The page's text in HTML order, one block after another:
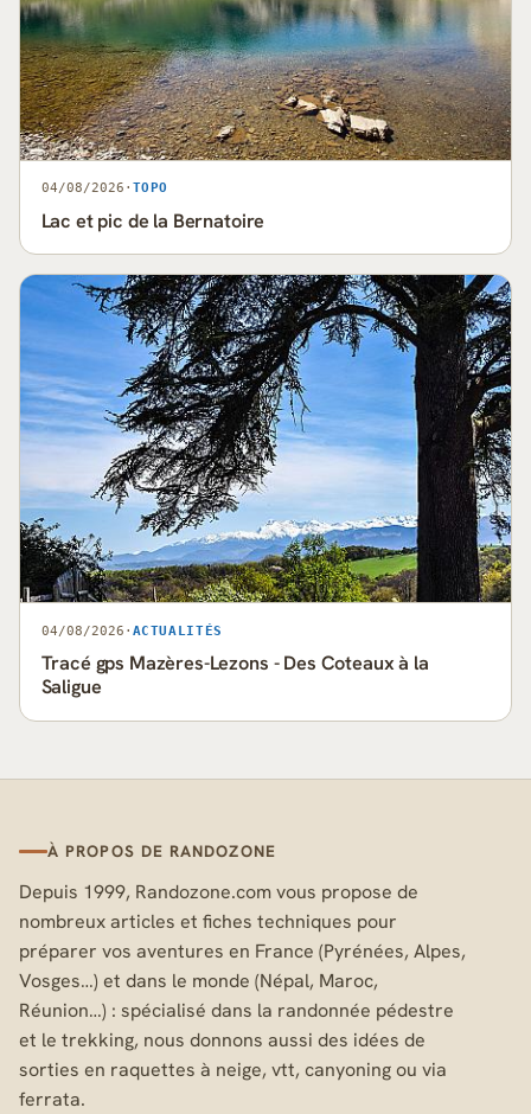
04/08/2026 · TOPO
Lac et pic de la Bernatoire
04/08/2026 · ACTUALITÉS
Tracé gps Mazères-Lezons - Des Coteaux à la
Saligue
À PROPOS DE RANDOZONE
Depuis 1999, Randozone.com vous propose de
nombreux articles et fiches techniques pour
préparer vos aventures en France (Pyrénées, Alpes,
Vosges…) et dans le monde (Népal, Maroc,
Réunion…) : spécialisé dans la randonnée pédestre
et le trekking, nous donnons aussi des idées de
sorties en raquettes à neige, vtt, canyoning ou via
ferrata.